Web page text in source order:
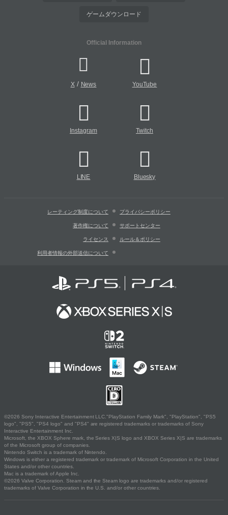
ゲームダウンロード
Official Information
X/ News YouTube
Instagram Twitch
LINE Bluesky
レーティング制度について プライバシーポリシー
著作権について サポートセンター
ライセンス ルール＆ポリシー
利用者情報の外部送信について
©2026 Sony Interactive Entertainment LLC."PlayStation Family Mark", "PlayStation", "PS5
logo", "PS5", "PS4 logo" and "PS4" are registered trademarks or trademarks of Sony
Interactive Entertainment Inc.
Microsoft, the XBOX Sphere mark, the Series X|S logo and XBOX Series X|S are trademarks
of the Microsoft group of companies.
Nintendo Switch is a trademark of Nintendo.
Windows is either a registered trademark or trademark of Microsoft Corporation in the United
States and/or other countries.
Mac is a trademark of Apple Inc.
©2026 Valve Corporation. Steam and the Steam logo are trademarks and/or registered
trademarks of Valve Corporation in the U.S. and/or other countries.